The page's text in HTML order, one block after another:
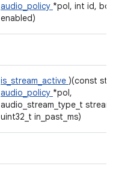
audio_policy *pol, int id,
enabled)
is_stream_active )(const
audio_policy *pol,
audio_stream_type_t stream,
uint32_t in_past_ms)